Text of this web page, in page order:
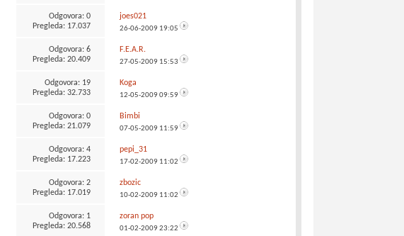
Odgovora: 0
Pregleda: 17.037
joes021
26-06-2009 19:05
Odgovora: 6
Pregleda: 20.409
F.E.A.R.
27-05-2009 15:53
Odgovora: 19
Pregleda: 32.733
Koga
12-05-200909:59
Odgovora: 0
Pregleda: 21.079
Bimbi
07-05-2009 11:59
Odgovora: 4
Pregleda: 17.223
pepi_31
17-02-2009 11:02
Odgovora: 2
Pregleda: 17.019
zbozic
10-02-2009 11:02
Odgovora: 1
Pregleda: 20.568
zoran pop
01-02-200923:22